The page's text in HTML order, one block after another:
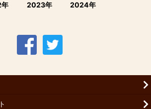
2023年 2024年